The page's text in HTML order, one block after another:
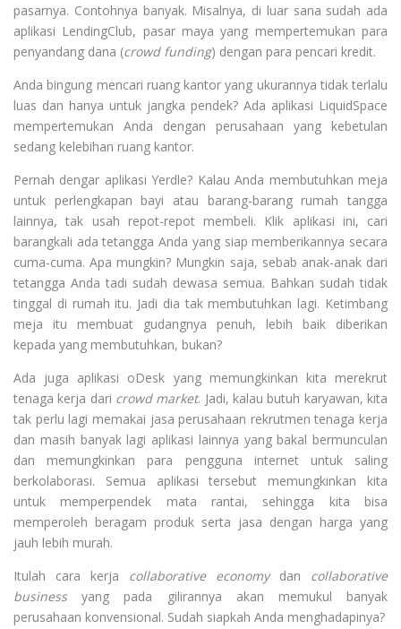
pasarnya. Contohnya banyak. Misalnya, di luar sana sudah ada
aplikasi LendingClub, pasar maya yang mempertemukan para
penyandang dana (crowd funding) dengan para pencari kredit.
Anda bingung mencari ruang kantor yang ukurannya tidak terlalu
luas dan hanya untuk jangka pendek? Ada aplikasi LiquidSpace
mempertemukan Anda dengan perusahaan yang kebetulan
sedang kelebihan ruang kantor.
Pernah dengar aplikasi Yerdle? Kalau Anda membutuhkan meja
untuk perlengkapan bayi atau barang-barang rumah tangga
lainnya, tak usah repot-repot membeli. Klik aplikasi ini, cari
barangkali ada tetangga Anda yang siap memberikannya secara
cuma-cuma. Apa mungkin? Mungkin saja, sebab anak-anak dari
tetangga Anda tadi sudah dewasa semua. Bahkan sudah tidak
tinggal di rumah itu. Jadi dia tak membutuhkan lagi. Ketimbang
meja itu membuat gudangnya penuh, lebih baik diberikan
kepada yang membutuhkan, bukan?
Ada juga aplikasi oDesk yang memungkinkan kita merekrut
tenaga kerja dari crowd market. Jadi, kalau butuh karyawan, kita
tak perlu lagi memakai jasa perusahaan rekrutmen tenaga kerja
dan masih banyak lagi aplikasi lainnya yang bakal bermunculan
dan memungkinkan para pengguna internet untuk saling
berkolaborasi. Semua aplikasi tersebut memungkinkan kita
untuk memperpendek mata rantai, sehingga kita bisa
memperoleh beragam produk serta jasa dengan harga yang
jauh lebih murah.
Itulah cara kerja collaborative economy dan collaborative
businessyang pada gilirannya akan memukul banyak
perusahaan konvensional. Sudah siapkah Anda menghadapinya?